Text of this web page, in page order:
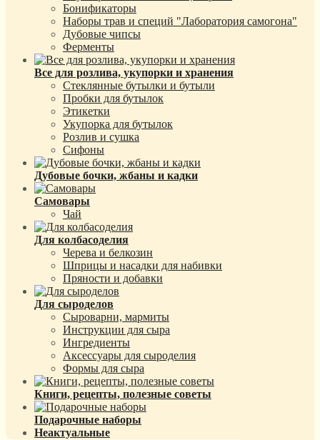
Бонификаторы
Наборы трав и специй "Лаборатория самогона"
Дубовые чипсы
Ферменты
Все для розлива, укупорки и хранения
Стеклянные бутылки и бутыли
Пробки для бутылок
Этикетки
Укупорка для бутылок
Розлив и сушка
Сифоны
Дубовые бочки, жбаны и кадки
Самовары
Чай
Для колбасоделия
Черева и белкозин
Шприцы и насадки для набивки
Пряности и добавки
Для сыроделов
Сыроварни, мармиты
Инструкции для сыра
Ингредиенты
Аксессуары для сыроделия
Формы для сыра
Книги, рецепты, полезные советы
Подарочные наборы
Неактуальные